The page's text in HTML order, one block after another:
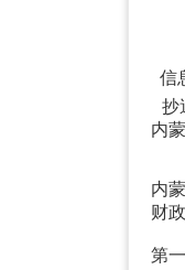
信
抄
内
内
财
第